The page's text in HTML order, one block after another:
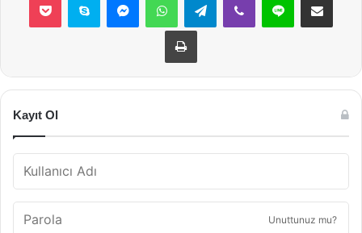
Yazdır
Kayıt Ol
Unuttunuz mu?